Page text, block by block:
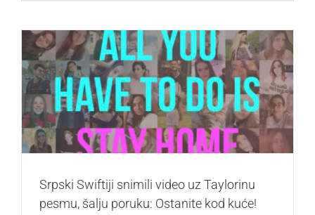
Srpski Swiftiji snimili video uz Taylorinu pesmu, šalju
poruku: Ostanite kod kuće!
Zvezde
Srpski Swiftiji snimili video uz Taylorinu
pesmu, šalju poruku: Ostanite kod kuće!